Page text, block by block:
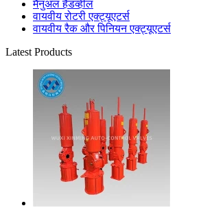
मैनुअल हैंडव्हील
वायवीय रोटरी एक्ट्यूएटर्स
वायवीय रैक और पिनियन एक्ट्यूएटर्स
Latest Products